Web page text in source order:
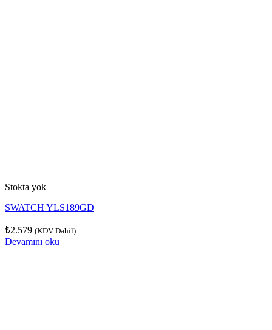
Stokta yok
SWATCH YLS189GD
₺2.579 (KDV Dahil)
Devamını oku